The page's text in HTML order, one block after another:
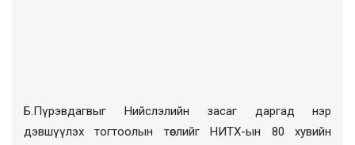
Б.Пүрэвдагвыг Нийслэлийн засаг даргад нэр
дэвшүүлэх тогтоолын төслийг НИТХ-ын 80 хувийн